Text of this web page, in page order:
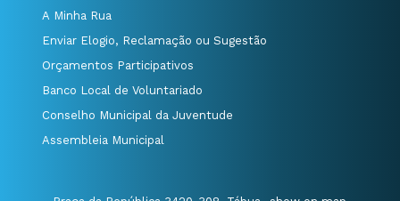
A Minha Rua
Enviar Elogio, Reclamação ou Sugestão
Orçamentos Participativos
Banco Local de Voluntariado
Conselho Municipal da Juventude
Assembleia Municipal